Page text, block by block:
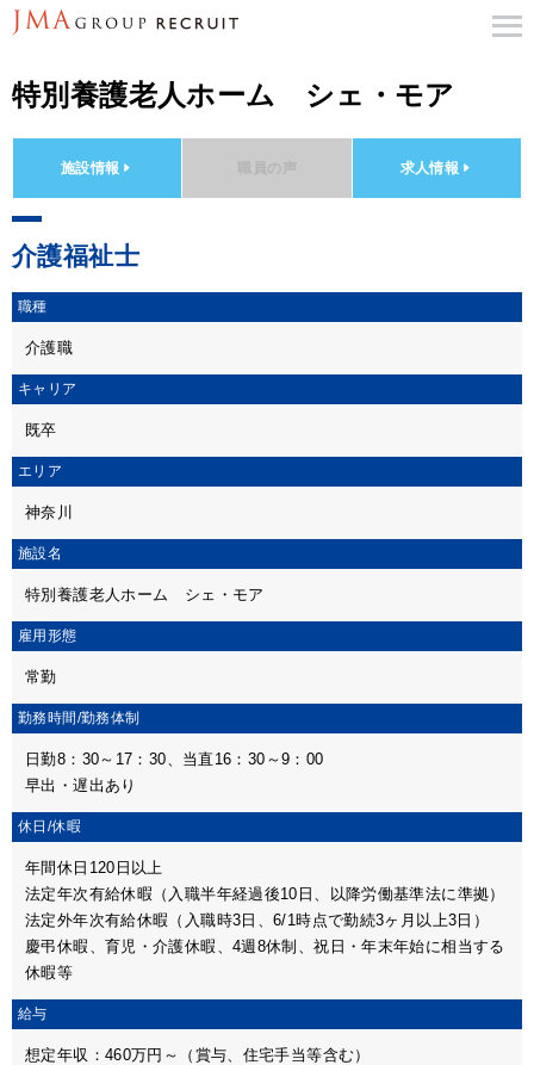
特別養護老人ホーム シェ・モア
施設情報 求人情報
介護福祉士
職種
介護職
キャリア
既卒
エリア
神奈川
施設名
特別養護老人ホーム シェ・モア
雇用形態
常勤
勤務時間/勤務体制
日勤8：30～17：30、当直16：30～9：00
早出・遅出あり
休日/休暇
年間休日120日以上
法定年次有給休暇（入職半年経過後10日、以降労働基準法に準拠）
法定外年次有給休暇（入職時3日、6/1時点で勤続3ヶ月以上3日）
慶弔休暇、育児・介護休暇、4週8休制、祝日・年末年始に相当する
休暇等
給与
想定年収：460万円～（賞与、住宅手当等含む）